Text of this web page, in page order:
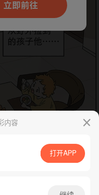
App免费看
内容
打开APP
立即前往